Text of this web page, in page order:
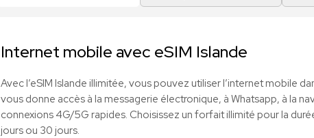
Internet mobile avec eSIM Islande
Avec l’eSIM Islande illimitée, vous pouvez utiliser l’internet mobile
vous donne accès à la messagerie électronique, à Whatsapp, à la
connexions 4G/5G rapides. Choisissez un forfait illimité pour la
jours ou 30 jours.